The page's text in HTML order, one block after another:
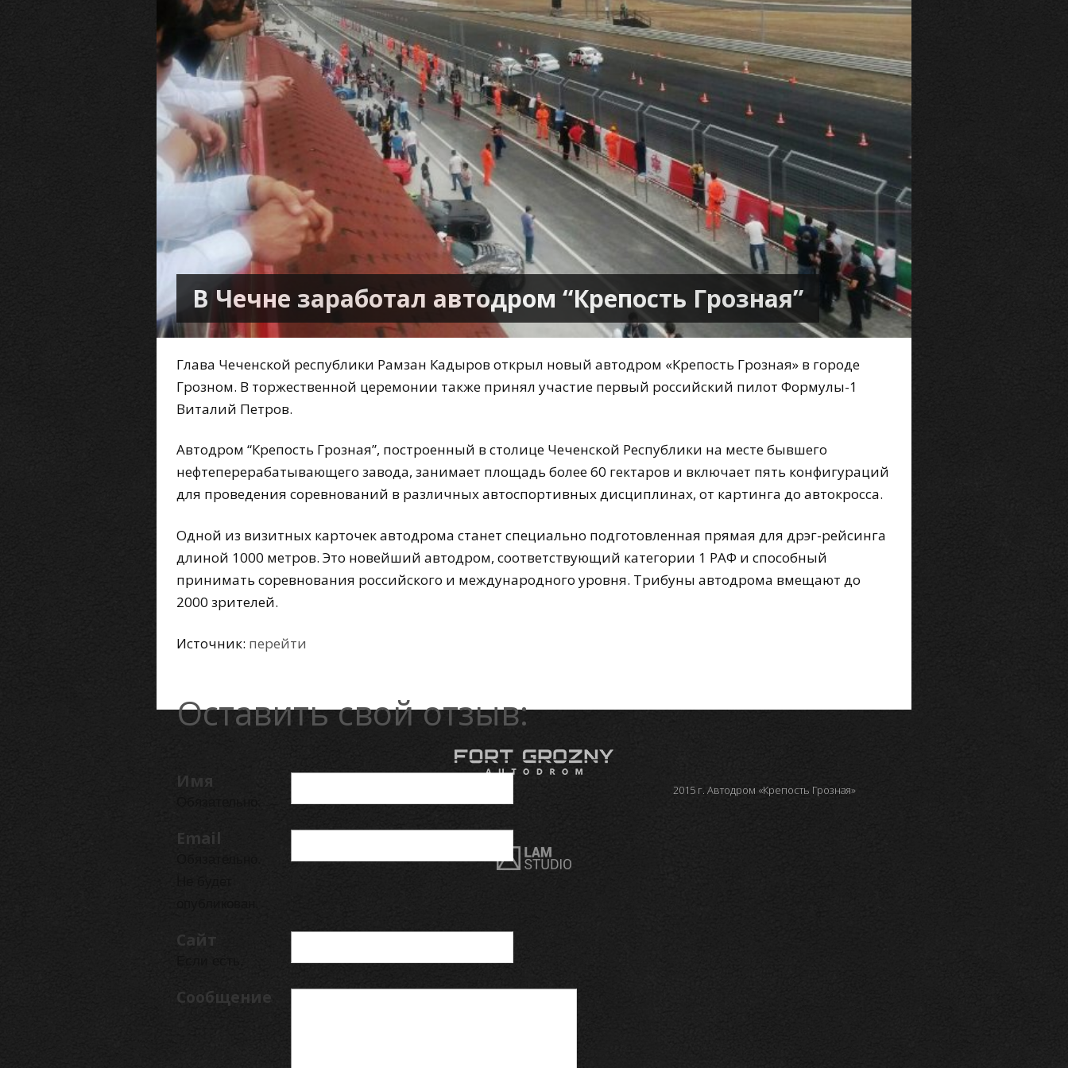
В Чечне заработал автодром “Крепость Грозная”
Глава Чеченской республики Рамзан Кадыров открыл новый автодром «Крепость Грозная» в городе
Грозном. В торжественной церемонии также принял участие первый российский пилот Формулы-1
Виталий Петров.
Автодром “Крепость Грозная”, построенный в столице Чеченской Республики на месте бывшего
нефтеперерабатывающего завода, занимает площадь более 60 гектаров и включает пять конфигураций
для проведения соревнований в различных автоспортивных дисциплинах, от картинга до автокросса.
Одной из визитных карточек автодрома станет специально подготовленная прямая для дрэг-рейсинга
длиной 1000 метров. Это новейший автодром, соответствующий категории 1 РАФ и способный
принимать соревнования российского и международного уровня. Трибуны автодрома вмещают до
2000 зрителей.
Источник: перейти
Оставить свой отзыв:
Имя
Email
Сайт
Сообщение
2015 г. Автодром «Крепость Грозная»